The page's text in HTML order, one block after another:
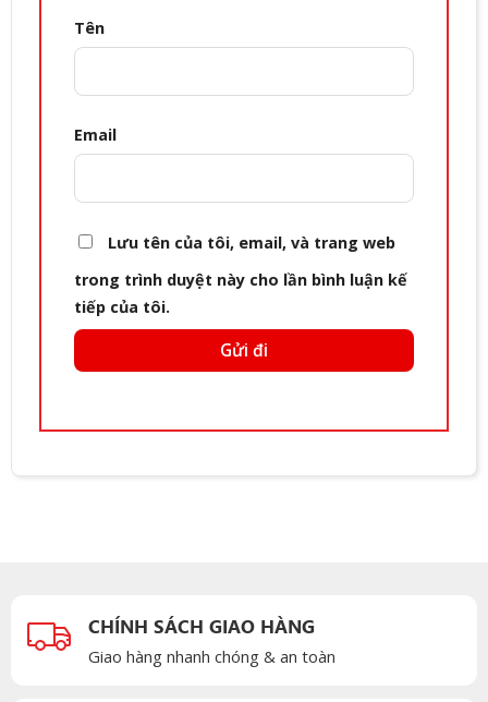
Tên
Email
Lưu tên của tôi, email, và trang web
trong trình duyệt này cho lần bình luận kế
tiếp của tôi.
CHÍNH SÁCH GIAO HÀNG
Giao hàng nhanh chóng & an toàn